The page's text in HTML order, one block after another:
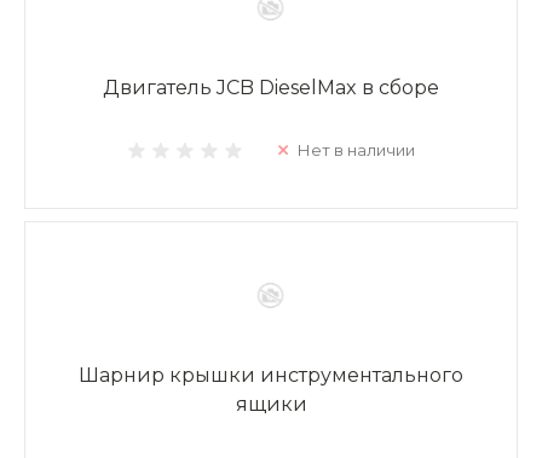
Двигатель JCB DieselMax в сборе
Нет в наличии
Шарнир крышки инструментального
ящики